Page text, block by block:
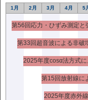
1月 2月 3月 4月 5
第56回応力・ひずみ測定と
第33回超音波による非破
2025年度cosα法方式
第15回放射線に
2025年度赤外
日程：2020年3月
新型コロナウイル
プログラム(案)
延期となりました